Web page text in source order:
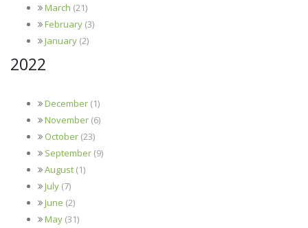
March (21)
February (3)
January (2)
2022
December (1)
November (6)
October (23)
September (9)
August (1)
July (7)
June (2)
May (31)